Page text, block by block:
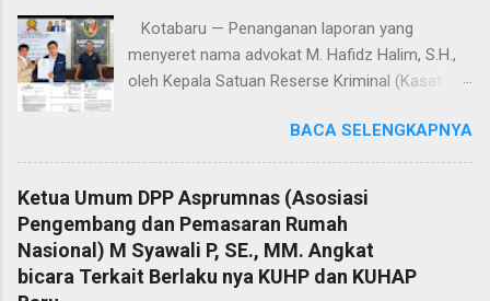
Kotabaru — Penanganan laporan yang
menyeret nama advokat M. Hafidz Halim, S.H.,
oleh Kepala Satuan Reserse Kriminal (Kasat
Y., S.T.K., S.I.K., M.H., menuai sorotan tajam dari
kalangan advokat dan pemerhati hukum. Proses
penyelidikan hingga penyidikan yang dilakukan
dinilai sarat kejanggalan dan berpotensi
mengarah pada dugaan kriminalisasi profesi
advokat. Jumat (16/1/2026). Sorotan ini
mencuat lantaran laporan polisi tertanggal 4
BACA SELENGKAPNYA
Ketua Umum DPP Asprumnas (Asosiasi
Pengembang dan Pemasaran Rumah
Nasional) M Syawali P, SE., MM. Angkat
bicara Terkait Berlaku nya KUHP dan KUHAP